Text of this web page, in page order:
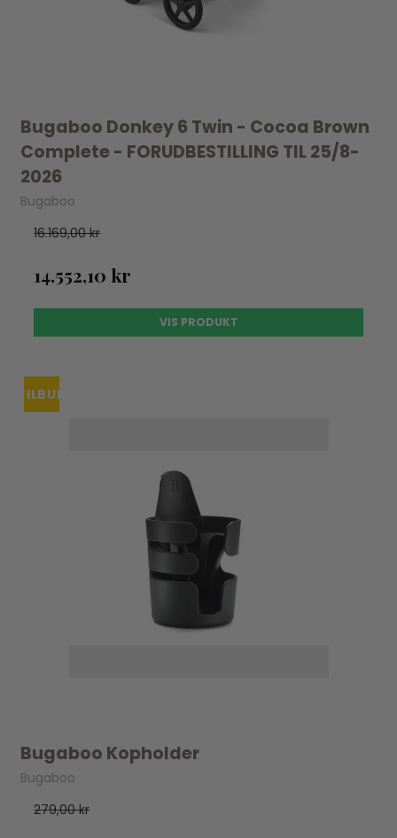
Bugaboo Donkey 6 Twin - Cocoa Brown
Complete - FORUDBESTILLING TIL 25/8-
2026
Bugaboo
16.169,00 kr
14.552,10 kr
VIS PRODUKT
TILBUD
Bugaboo Kopholder
Bugaboo
279,00 kr